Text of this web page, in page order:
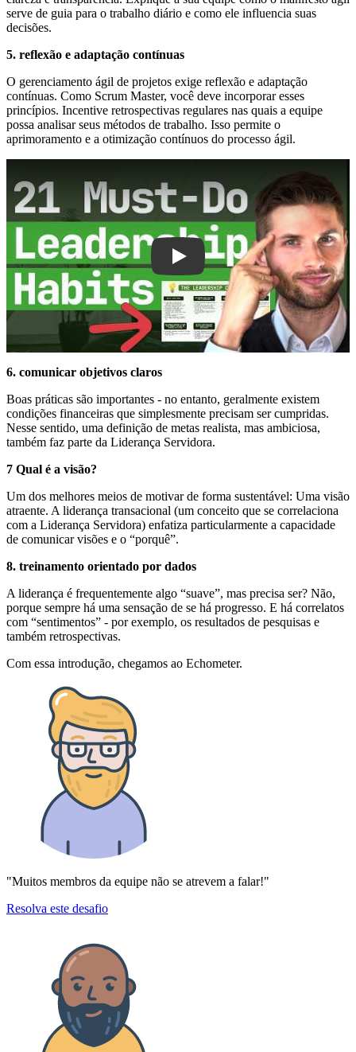
serve de guia para o trabalho diário e como ele influencia suas
decisões.
5. reflexão e adaptação contínuas
O gerenciamento ágil de projetos exige reflexão e adaptação
contínuas. Como Scrum Master, você deve incorporar esses
princípios. Incentive retrospectivas regulares nas quais a equipe
possa analisar seus métodos de trabalho. Isso permite o
aprimoramento e a otimização contínuos do processo ágil.
6. comunicar objetivos claros
Boas práticas são importantes - no entanto, geralmente existem
condições financeiras que simplesmente precisam ser cumpridas.
Nesse sentido, uma definição de metas realista, mas ambiciosa,
também faz parte da Liderança Servidora.
7 Qual é a visão?
Um dos melhores meios de motivar de forma sustentável: Uma visão
atraente. A liderança transacional (um conceito que se correlaciona
com a Liderança Servidora) enfatiza particularmente a capacidade
de comunicar visões e o “porquê”.
8. treinamento orientado por dados
A liderança é frequentemente algo “suave”, mas precisa ser? Não,
porque sempre há uma sensação de se há progresso. E há correlatos
com “sentimentos” - por exemplo, os resultados de pesquisas e
também retrospectivas.
Com essa introdução, chegamos ao Echometer.
"Muitos membros da equipe não se atrevem a falar!"
Resolva este desafio